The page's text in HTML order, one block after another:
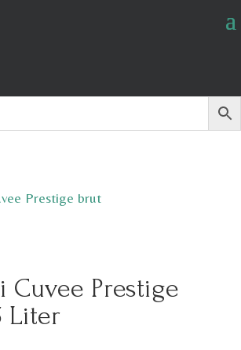
Cuvee Prestige
Liter